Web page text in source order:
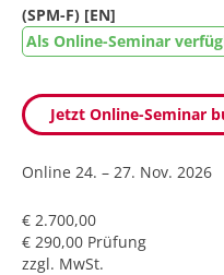
(SPM-F) [EN]
Als Online-Seminar
Jetzt Online-Seminar
Online 24. – 27. Nov. 2026
€ 2.700,00
€ 290,00 Prüfung
zzgl. MwSt.